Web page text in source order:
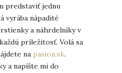
predstaviť jednu
vyrába nápadité
a náhrdelníky v
príležitosť. Volá sa
na pasion.sk.
a napíšte mi do